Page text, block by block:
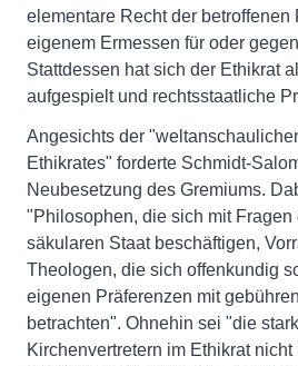
elementare Recht der betroffenen
eigenem Ermessen für oder
Stattdessen hat sich der Ethikrat
aufgespielt und rechtsstaatliche
Angesichts der
Ethikrates" forderte Schmidt-
Neubesetzung des Gremiums.
"Philosophen, die sich mit Fragen
säkularen Staat beschäftigen,
Theologen, die sich offenkundig
eigenen Präferenzen mit
betrachten". Ohnehin sei "die
Kirchenvertretern im Ethikrat